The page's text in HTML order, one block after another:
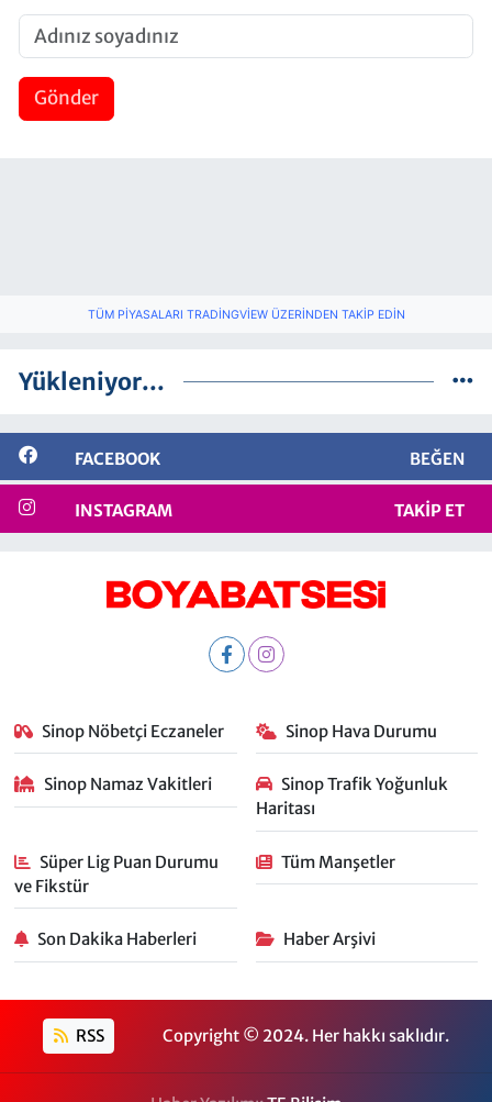
Gönder
TÜM PIYASALARI TRADINGVIEW ÜZERINDEN TAKIP EDIN
Yükleniyor...
FACEBOOK BEĞEN
INSTAGRAM TAKIP ET
Sinop Nöbetçi Eczaneler Sinop Hava Durumu
Sinop Namaz Vakitleri
Sinop Trafik Yoğunluk
Haritası
Süper Lig Puan Durumu
ve Fikstür
Tüm Manşetler
Son Dakika Haberleri Haber Arşivi
RSS Copyright © 2024. Her hakkı saklıdır.